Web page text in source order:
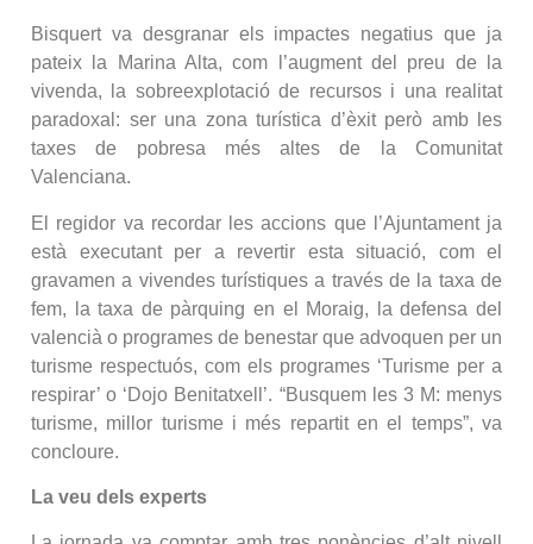
Bisquert va desgranar els impactes negatius que ja
pateix la Marina Alta, com l’augment del preu de la
vivenda, la sobreexplotació de recursos i una realitat
paradoxal: ser una zona turística d’èxit però amb les
taxes de pobresa més altes de la Comunitat
Valenciana.
El regidor va recordar les accions que l’Ajuntament ja
està executant per a revertir esta situació, com el
gravamen a vivendes turístiques a través de la taxa de
fem, la taxa de pàrquing en el Moraig, la defensa del
valencià o programes de benestar que advoquen per un
turisme respectuós, com els programes ‘Turisme per a
respirar’ o ‘Dojo Benitatxell’. “Busquem les 3 M: menys
turisme, millor turisme i més repartit en el temps”, va
concloure.
La veu dels experts